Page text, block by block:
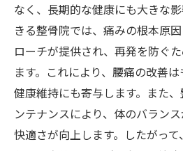
なく、長期的な健康にも大きな
きる整骨院では、痛みの根本原
ローチが提供され、再発を防ぐ
ます。これにより、腰痛の改善
健康維持にも寄与します。また
ンテナンスにより、体のバラン
快適さが向上します。したがっ